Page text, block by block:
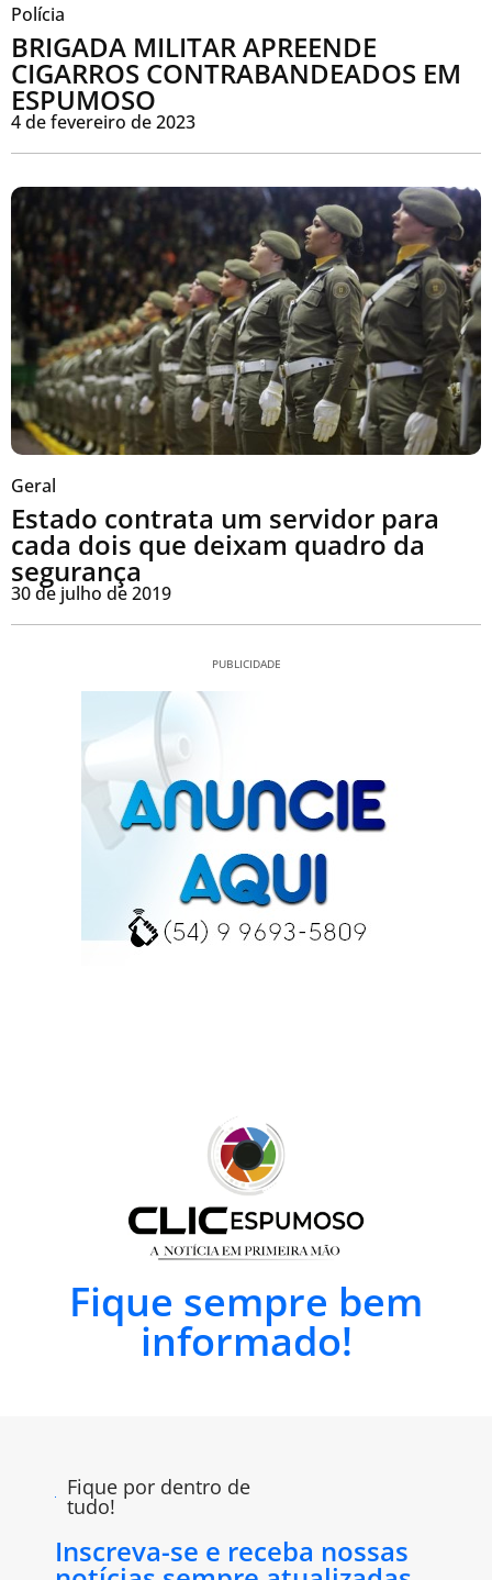
Polícia
BRIGADA MILITAR APREENDE
CIGARROS CONTRABANDEADOS EM
ESPUMOSO
4 de fevereiro de 2023
Geral
Estado contrata um servidor para
cada dois que deixam quadro da
segurança
30 de julho de 2019
PUBLICIDADE
Fique sempre bem
informado!
Fique por dentro de
tudo!
Inscreva-se e receba nossas